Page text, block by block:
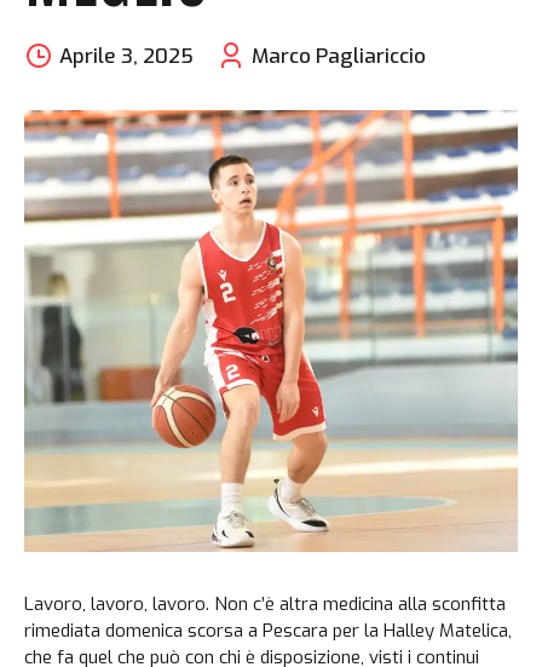
Aprile 3, 2025 Marco Pagliariccio
Lavoro, lavoro, lavoro. Non c’è altra medicina alla sconfitta
rimediata domenica scorsa a Pescara per la Halley Matelica,
che fa quel che può con chi è disposizione, visti i continui